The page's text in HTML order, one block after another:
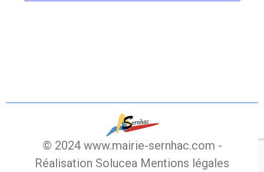
© 2024 www.mairie-sernhac.com -
Réalisation Solucea Mentions légales